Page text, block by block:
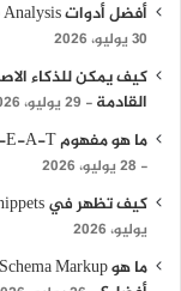
أفضل أدوات Keyword Gap Analysis لاكتشاف فرص كلمات منافسيك
30 يوليو، 2026
كيف يمكن للذكاء
القادمة
29 يوليو، 2026
ما هو مفهوم E-E-A-T ولماذا أصبح مهمًا في تحديثات جوجل الحديثة؟
28 يوليو، 2026
كيف تظهر في Featured Snippets وتحتل المركز صفر في جوجل
يوليو، 2026